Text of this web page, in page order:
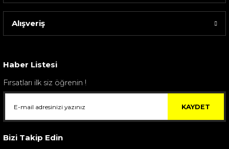
Sarev Elfıda Flanel Nevresim Takımı Çift Kişili...
Alışveriş
Haber Listesi
Fırsatları ilk siz öğrenin !
KAYDET
Bizi Takip Edin